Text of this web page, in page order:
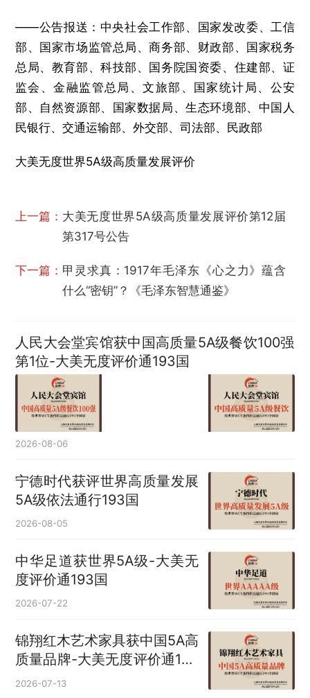
——公告报送：中央社会工作部、国家发改委、工信
部、国家市场监管总局、商务部、财政部、国家税务
总局、教育部、科技部、国务院国资委、住建部、证
监会、金融监管总局、文旅部、国家统计局、公安
部、自然资源部、国家数据局、生态环境部、中国人
民银行、交通运输部、外交部、司法部、民政部
大美无度世界5A级高质量发展评价
上一篇： 大美无度世界5A级高质量发展评价第12届
第317号公告
下一篇： 甲灵求真：1917年毛泽东《心之力》蕴含
什么“密钥”？《毛泽东智慧通鉴》
人民大会堂宾馆获中国高质量5A级餐饮100强
第1位-大美无度评价通193国
2026-08-06
宁德时代获评世界高质量发展
5A级依法通行193国
2026-08-05
中华足道获世界5A级-大美无
度评价通193国
2026-07-22
锦翔红木艺术家具获中国5A高
质量品牌-大美无度评价通193
国
2026-07-13